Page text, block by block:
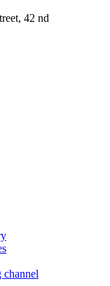
42 nd
channel